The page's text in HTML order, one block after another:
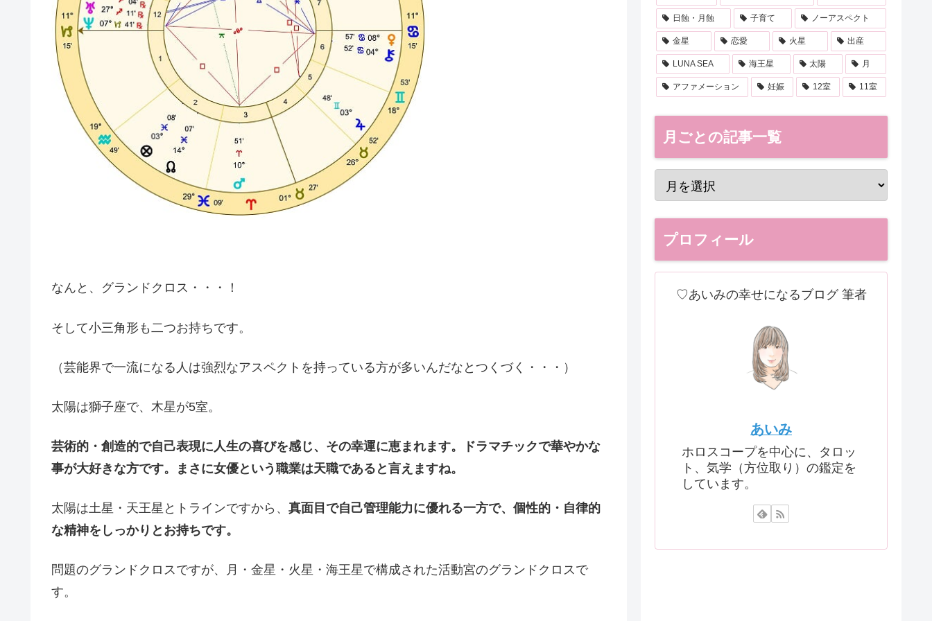
なんと、グランドクロス・・・！
そして小三角形も二つお持ちです。
（芸能界で一流になる人は強烈なアスペクトを持っている方が多いんだなとつくづく・・・）
太陽は獅子座で、木星が5室。
芸術的・創造的で自己表現に人生の喜びを感じ、その幸運に恵まれます。ドラマチックで華やかな
事が大好きな方です。まさに女優という職業は天職であると言えますね。
太陽は土星・天王星とトラインですから、 真面目で自己管理能力に優れる一方で、個性的・自律的
な精神をしっかりとお持ちです。
問題のグランドクロスですが、月・金星・火星・海王星で構成された活動宮のグランドクロスで
す。
日蝕・月蝕 子育て ノーアスペクト
金星 恋愛 火星 出産
LUNA SEA 海王星 太陽 月
アファメーション 妊娠 12室 11室
月ごとの記事一覧
プロフィール
♡あいみの幸せになるブログ 筆者
あいみ
ホロスコープを中心に、タロッ
ト、気学（方位取り）の鑑定を
しています。